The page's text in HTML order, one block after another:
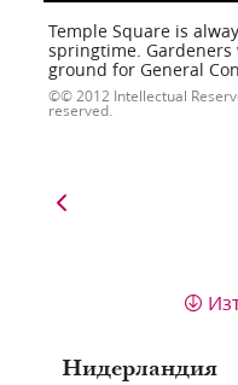
Temple Square is
springtime.
ground for General
© 2012 Intellectual
reserved.
Нидерландия